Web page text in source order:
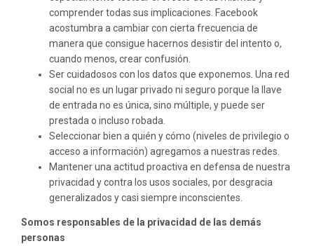
comprender todas sus implicaciones. Facebook
acostumbra a cambiar con cierta frecuencia de
manera que consigue hacernos desistir del intento o,
cuando menos, crear confusión.
Ser cuidadosos con los datos que exponemos. Una red
social no es un lugar privado ni seguro porque la llave
de entrada no es única, sino múltiple, y puede ser
prestada o incluso robada.
Seleccionar bien a quién y cómo (niveles de privilegio o
acceso a información) agregamos a nuestras redes.
Mantener una actitud proactiva en defensa de nuestra
privacidad y contra los usos sociales, por desgracia
generalizados y casi siempre inconscientes.
Somos responsables de la privacidad de las demás
personas